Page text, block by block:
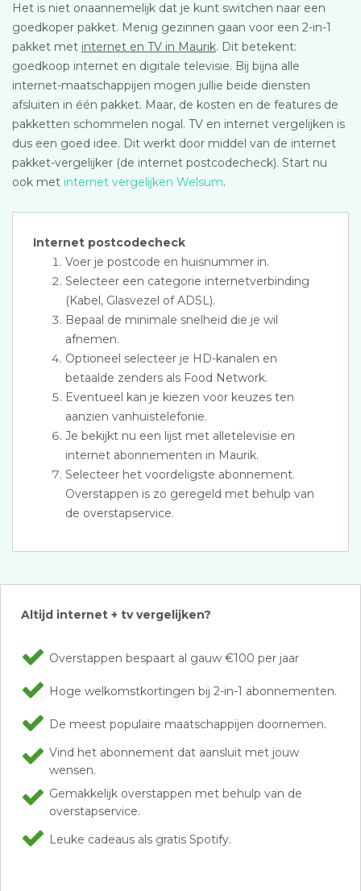
Het is niet onaannemelijk dat je kunt switchen naar een
goedkoper pakket. Menig gezinnen gaan voor een 2-in-1
pakket met internet en TV in Maurik. Dit betekent:
goedkoop internet en digitale televisie. Bij bijna alle
internet-maatschappijen mogen jullie beide diensten
afsluiten in één pakket. Maar, de kosten en de features de
pakketten schommelen nogal. TV en internet vergelijken is
dus een goed idee. Dit werkt door middel van de internet
pakket-vergelijker (de internet postcodecheck). Start nu
ook met internet vergelijken Welsum.
Internet postcodecheck
Voer je postcode en huisnummer in.
Selecteer een categorie internetverbinding
(Kabel, Glasvezel of ADSL).
Bepaal de minimale snelheid die je wil
afnemen.
Optioneel selecteer je HD-kanalen en
betaalde zenders als Food Network.
Eventueel kan je kiezen voor keuzes ten
aanzien vanhuistelefonie.
Je bekijkt nu een lijst met alletelevisie en
internet abonnementen in Maurik.
Selecteer het voordeligste abonnement.
Overstappen is zo geregeld met behulp van
de overstapservice.
Altijd internet + tv vergelijken?
Overstappen bespaart al gauw €100 per jaar
Hoge welkomstkortingen bij 2-in-1 abonnementen.
De meest populaire maatschappijen doornemen.
Vind het abonnement dat aansluit met jouw
wensen.
Gemakkelijk overstappen met behulp van de
overstapservice.
Leuke cadeaus als gratis Spotify.